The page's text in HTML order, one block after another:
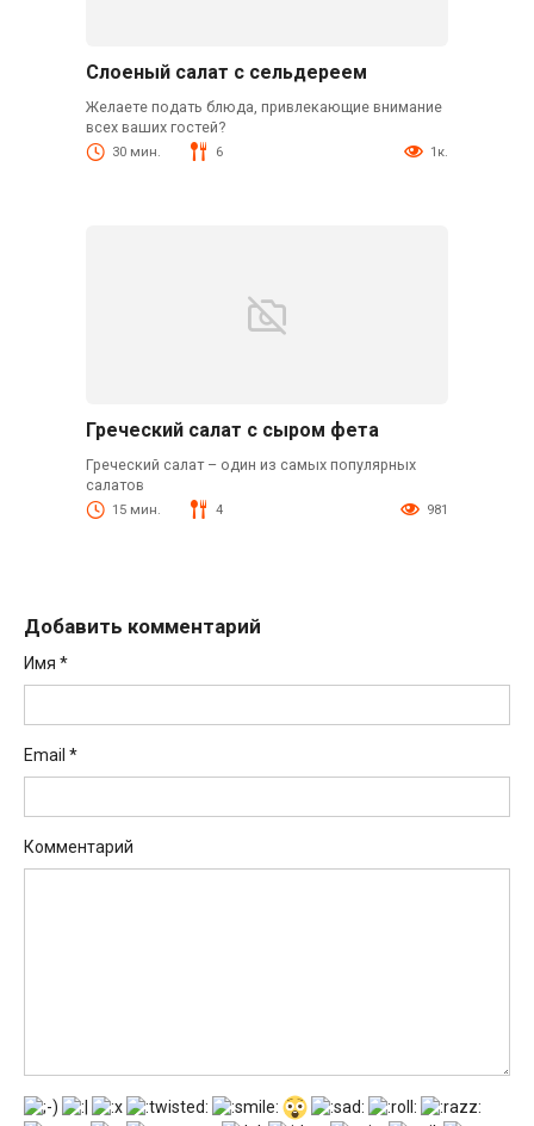
Слоеный салат с сельдереем
Желаете подать блюда, привлекающие внимание
всех ваших гостей?
30 мин. 6 1к.
Греческий салат с сыром фета
Греческий салат – один из самых популярных
салатов
15 мин. 4 981
Добавить комментарий
Имя *
Email *
Комментарий